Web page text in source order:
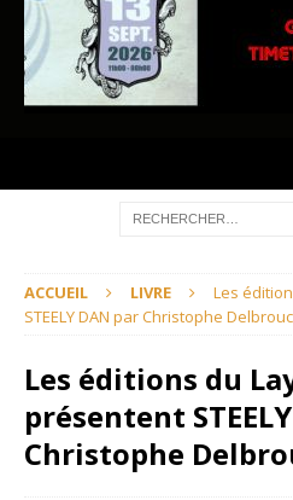
ACCUEIL LIVRE
Les
STEELY DAN par Christophe
Les éditions du
présentent
Christophe